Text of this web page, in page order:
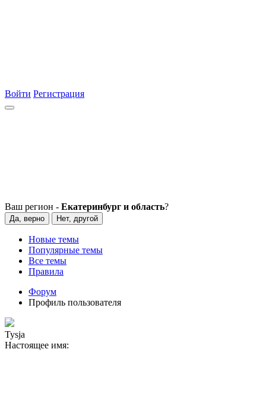
Войти Регистрация
Ваш регион - Екатеринбург и область?
Да, верно Нет, другой
Новые темы
Популярные темы
Все темы
Правила
Форум
Профиль пользователя
Tysja
Настоящее имя: